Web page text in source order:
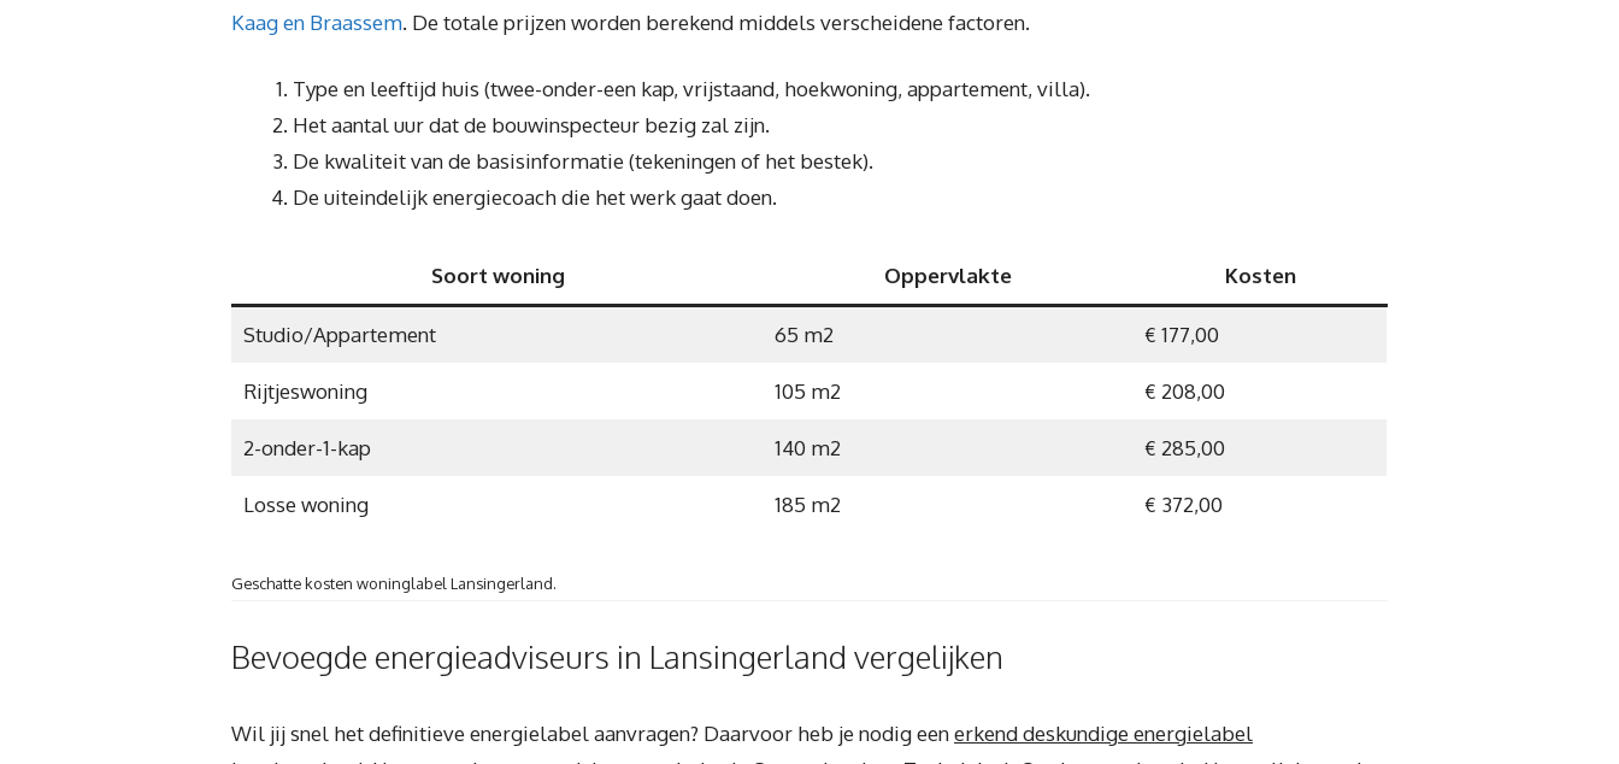
Kaag en Braassem. De totale prijzen worden berekend middels verscheidene factoren.
Type en leeftijd huis (twee-onder-een kap, vrijstaand, hoekwoning, appartement, villa).
Het aantal uur dat de bouwinspecteur bezig zal zijn.
De kwaliteit van de basisinformatie (tekeningen of het bestek).
De uiteindelijk energiecoach die het werk gaat doen.
Soort woning Oppervlakte Kosten
Studio/Appartement 65 m2 € 177,00
Rijtjeswoning 105 m2 € 208,00
2-onder-1-kap 140 m2 € 285,00
Losse woning 185 m2 € 372,00
Geschatte kosten woninglabel Lansingerland.
Bevoegde energieadviseurs in Lansingerland vergelijken
Wil jij snel het definitieve energielabel aanvragen? Daarvoor heb je nodig eenerkend deskundige energielabel